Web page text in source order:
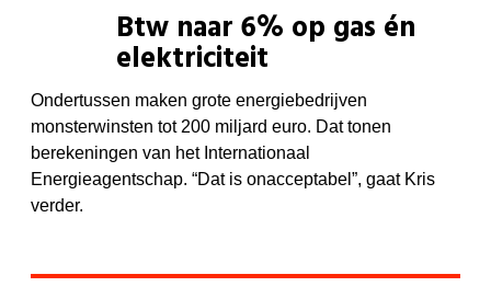
Btw naar 6% op gas én
elektriciteit
Ondertussen maken grote energiebedrijven
monsterwinsten tot 200 miljard euro. Dat tonen
berekeningen van het Internationaal
Energieagentschap. “Dat is onacceptabel”, gaat Kris
verder.